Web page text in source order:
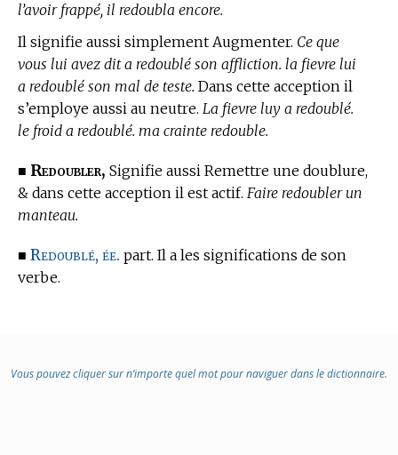
l’avoir frappé, il redoubla encore.
Il signifie aussi simplement Augmenter. Ce que
vous lui avez dit a redoublé son affliction. la fievre lui
a redoublé son mal de teste. Dans cette acception il
s’employe aussi au neutre. La fievre luy a redoublé.
le froid a redoublé. ma crainte redouble.
■ Redoubler, Signifie aussi Remettre une doublure,
& dans cette acception il est actif. Faire redoubler un
manteau.
■ Redoublé, ée. part. Il a les significations de son
verbe.
Vous pouvez cliquer sur n’importe quel mot pour naviguer dans le dictionnaire.